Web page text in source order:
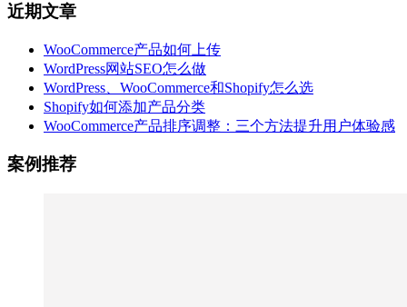
近期文章
WooCommerce产品如何上传
WordPress网站SEO怎么做
WordPress、WooCommerce和Shopify怎么选
Shopify如何添加产品分类
WooCommerce产品排序调整：三个方法提升用户体验感
案例推荐